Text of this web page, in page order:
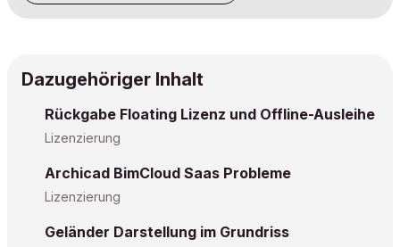
Dazugehöriger Inhalt
Rückgabe Floating Lizenz und Offline-Ausleihe
Lizenzierung
Archicad BimCloud Saas Probleme
Lizenzierung
Geländer Darstellung im Grundriss